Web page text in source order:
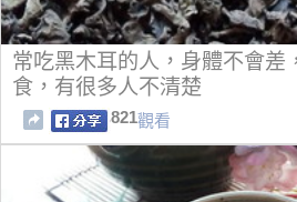
常吃黑木耳的人，身體不會差
食，有很多人不清楚
821觀看